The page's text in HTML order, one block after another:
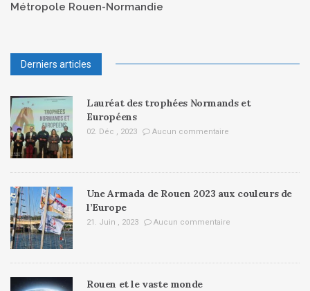
Métropole Rouen-Normandie
Derniers articles
Lauréat des trophées Normands et
Européens
02. Déc , 2023 Aucun commentaire
Une Armada de Rouen 2023 aux couleurs de
l’Europe
21. Juin , 2023 Aucun commentaire
Rouen et le vaste monde